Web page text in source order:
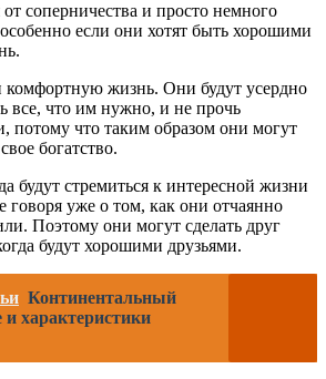
соперничества и просто немного
если они хотят быть хорошими
жизнь. Они будут усердно
все, что им нужно, и не прочь
потому что таким образом они могут
богатство.
будут стремиться к интересной жизни
уже о том, как они отчаянно
Поэтому они могут сделать друг
будут хорошими друзьями.
Континентальный
и характеристики